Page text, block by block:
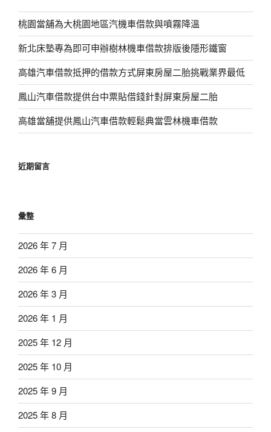
桃園當舖為大桃園地區汽機車借款與噴霧降溫
新北床墊專為即可申辦樹林機車借款排版後隱形鐵窗
高雄汽車借款抵押的借款方式屏東房屋二胎挑戰業界最低
鳳山汽車借款提供台中票貼借錢針對屏東房屋二胎
高雄當舖提供鳳山汽車借款輕鬆典當雲林機車借款
近期留言
彙整
2026 年 7 月
2026 年 6 月
2026 年 3 月
2026 年 1 月
2025 年 12 月
2025 年 10 月
2025 年 9 月
2025 年 8 月